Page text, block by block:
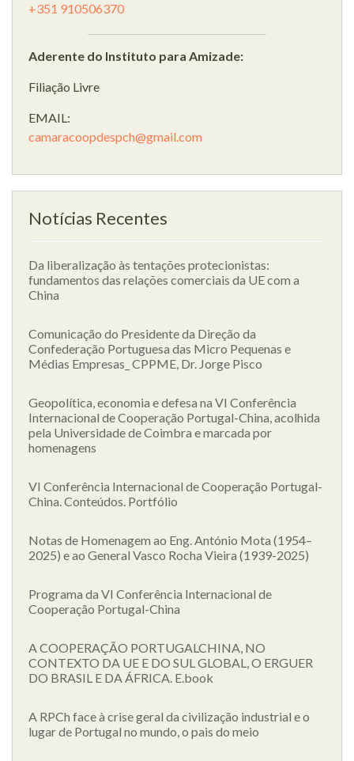
+351 910506370
Aderente do Instituto para Amizade:
Filiação Livre
EMAIL:
camaracoopdespch@gmail.com
Notícias Recentes
Da liberalização às tentações protecionistas:
fundamentos das relações comerciais da UE com a
China
Comunicação do Presidente da Direção da
Confederação Portuguesa das Micro Pequenas e
Médias Empresas_ CPPME, Dr. Jorge Pisco
Geopolítica, economia e defesa na VI Conferência
Internacional de Cooperação Portugal-China, acolhida
pela Universidade de Coimbra e marcada por
homenagens
VI Conferência Internacional de Cooperação Portugal-
China. Conteúdos. Portfólio
Notas de Homenagem ao Eng. António Mota (1954–
2025) e ao General Vasco Rocha Vieira (1939-2025)
Programa da VI Conferência Internacional de
Cooperação Portugal-China
A COOPERAÇÃO PORTUGALCHINA, NO
CONTEXTO DA UE E DO SUL GLOBAL, O ERGUER
DO BRASIL E DA ÁFRICA. E.book
A RPCh face à crise geral da civilização industrial e o
lugar de Portugal no mundo, o pais do meio